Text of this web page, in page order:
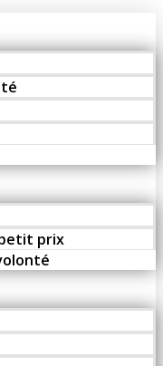
prix